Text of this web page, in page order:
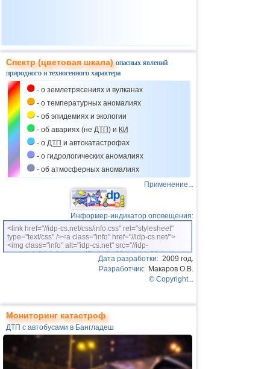
03.01
Земля
Активность Солнца
угроза
03.01
Вьетнам
Сильный смог в Ханое
Экология
03.01
Республика Дагестан
Взрыв газа в Махачкале
03.01
Колумбия
ДТП с автобусом в Колумбии
конвейер
03.01
Падение КМ в Кении
Космическая
Египет
Аварийная посадка самолета
в Египте
МТК
04.01
Космическая
угроза
05.01
Земля
Активность Солнца
угроза
05.01
Республика Карелия
Дорожный
Спектр (цветовая шкала)опасных явлений
природного и техногенного характера
- о землетрясениях и вулканах
- о температурных аномалиях
- об эпидемиях и экологии
- об авариях (не ДТП) и КИ
- о ДТП и автокатастрофах
- о гидрологических аномалиях
- об атмосферных аномалиях
Применение...
Информер-индикатор оповещения:
<link href="//idp-cs.net/css/info.css" rel="stylesheet"
type="text/css" /><a class="info" href="//idp-cs.net/">
<img class="info" alt="idp-cs.net" src="//idp-
cs.net/pix/idpinfok_sm.gif" width=88 height=31 /></a>
Дата разработки: 2009 год.
Разработчик: Макаров О.В.
© Copyright...
Мониторинг катастроф
ДТП с автобусами в Бангладеш